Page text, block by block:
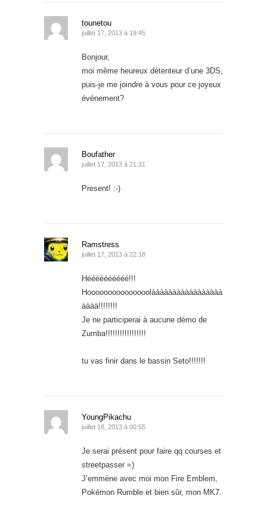
tounetou
juillet 17, 2013 à 19:45
Bonjour,
moi même heureux détenteur d’une 3DS,
puis-je me joindre à vous pour ce joyeux
événement?
Boufather
juillet 17, 2013 à 21:31
Present! :-)
Ramstress
juillet 17, 2013 à 22:18
Héééééééééé!!!
Hooooooooooooooolààààààààààààààààà
àààà!!!!!!!!
Je ne participerai à aucune démo de
Zumba!!!!!!!!!!!!!!!!!
tu vas finir dans le bassin Seto!!!!!!!
YoungPikachu
juillet 18, 2013 à 00:55
Je serai présent pour faire qq courses et
streetpasser =)
J’emmène avec moi mon Fire Emblem,
Pokémon Rumble et bien sûr, mon MK7.